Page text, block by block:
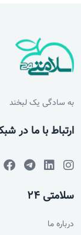
به سادگی یک لبخند
ارتباط با ما در
سلامتی 24
درباره ما